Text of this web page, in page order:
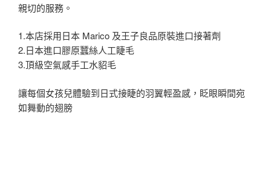
親切的服務。
1.本店採用日本 Marico 及王子良品原裝進口接著劑
2.日本進口膠原蠶絲人工睫毛
3.頂級空氣感手工水貂毛
讓每個女孩兒體驗到日式接睫的羽翼輕盈感，眨眼瞬間宛
如舞動的翅膀